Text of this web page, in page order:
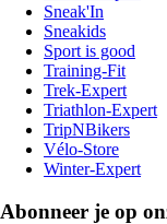
Sneak'In
Sneakids
Sport is good
Training-Fit
Trek-Expert
Triathlon-Expert
TripNBikers
Vélo-Store
Winter-Expert
Abonneer je op